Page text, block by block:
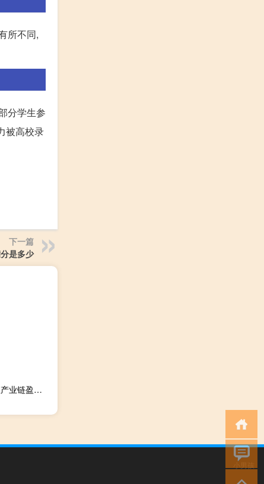
所不同,
分学生参
被高校录
下一篇
是多少
华泰证券：2024年白羽鸡肉供需或现缺口有望带动肉鸡养殖产业链盈利好转
小男孩